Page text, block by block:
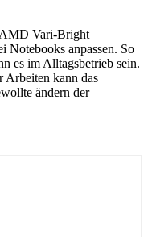
Vari-Bright
Notebooks anpassen. So
es im Alltagsbetrieb sein.
Arbeiten kann das
ändern der